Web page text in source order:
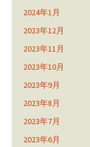
2024年1月
2023年12月
2023年11月
2023年10月
2023年9月
2023年8月
2023年7月
2023年6月